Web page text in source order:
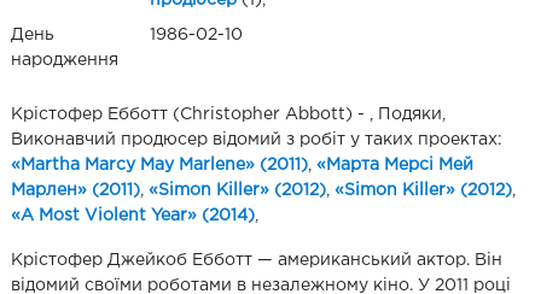
День
народження
1986-02-10
Крістофер Ебботт (Christopher Abbott) - , Подяки,
Виконавчий продюсер відомий з робіт у таких проектах:
«Martha Marcy May Marlene» (2011) «Марта Мерсі Мей
Марлен» (2011) «Simon Killer» (2012) «Simon Killer» (2012)
«A Most Violent Year» (2014)
Крістофер Джейкоб Ебботт — американський актор. Він
відомий своїми роботами в незалежному кіно. У 2011 році